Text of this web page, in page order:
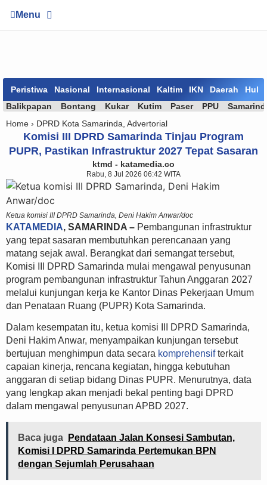
Menu
Peristiwa Nasional Internasional Kaltim IKN Daerah
Balikpapan
Bontang Kukar Kutim Paser PPU
Home › DPRD Kota Samarinda Advertorial
Komisi III DPRD Samarinda Tinjau Program
PUPR, Pastikan Infrastruktur 2027 Tepat Sasaran
ktmd - katamedia.co
Rabu, 8 Jul 2026 06:42 WITA
Ketua komisi III DPRD Samarinda, Deni Hakim Anwar/doc
KATAMEDIA, SAMARINDA – Pembangunan infrastruktur
yang tepat sasaran membutuhkan perencanaan yang
matang sejak awal. Berangkat dari semangat tersebut,
Komisi III DPRD Samarinda mulai mengawal penyusunan
program pembangunan infrastruktur Tahun Anggaran 2027
melalui kunjungan kerja ke Kantor Dinas Pekerjaan Umum
dan Penataan Ruang (PUPR) Kota Samarinda.
Dalam kesempatan itu, ketua komisi III DPRD Samarinda,
Deni Hakim Anwar, menyampaikan kunjungan tersebut
bertujuan menghimpun data secara komprehensifterkait
capaian kinerja, rencana kegiatan, hingga kebutuhan
anggaran di setiap bidang Dinas PUPR. Menurutnya, data
yang lengkap akan menjadi bekal penting bagi DPRD
dalam mengawal penyusunan APBD 2027.
Baca juga
Pendataan Jalan Konsesi Sambutan,
Komisi I DPRD Samarinda Pertemukan BPN
dengan Sejumlah Perusahaan